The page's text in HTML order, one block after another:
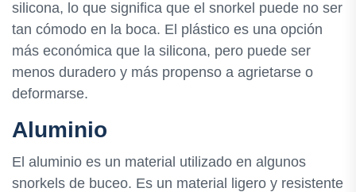
silicona, lo que significa que el snorkel puede no ser
tan cómodo en la boca. El plástico es una opción
más económica que la silicona, pero puede ser
menos duradero y más propenso a agrietarse o
deformarse.
Aluminio
El aluminio es un material utilizado en algunos
snorkels de buceo. Es un material ligero y resistente